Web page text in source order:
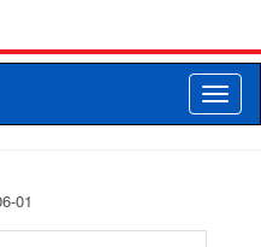
Toggle